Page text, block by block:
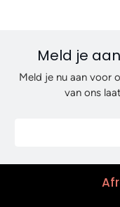
Meld je
Meld je nu aan voor
van ons